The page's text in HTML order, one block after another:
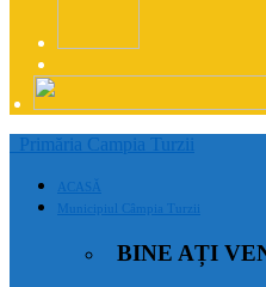
Primăria Campia Turzii
ACASĂ
Municipiul Câmpia Turzii
BINE AȚI